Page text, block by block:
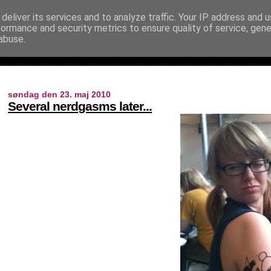
søndag den 23. maj 2010
Several nerdgasms later...
its services and to analyze traffic. Your IP address and
and security metrics to ensure quality of service,